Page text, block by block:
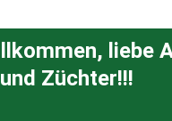
liebe
und Züchter!!!